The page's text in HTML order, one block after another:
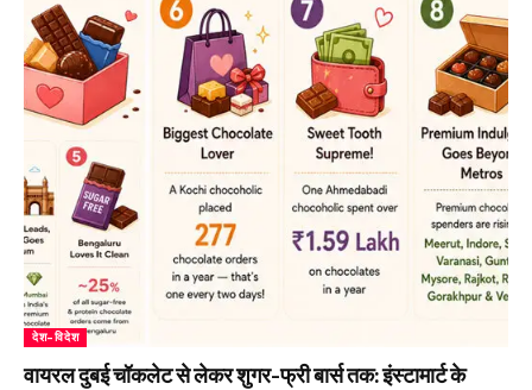
देश-विदेश
वायरल दुबई चॉकलेट से लेकर शुगर-फ्री बार्स तक: इंस्टामार्ट के